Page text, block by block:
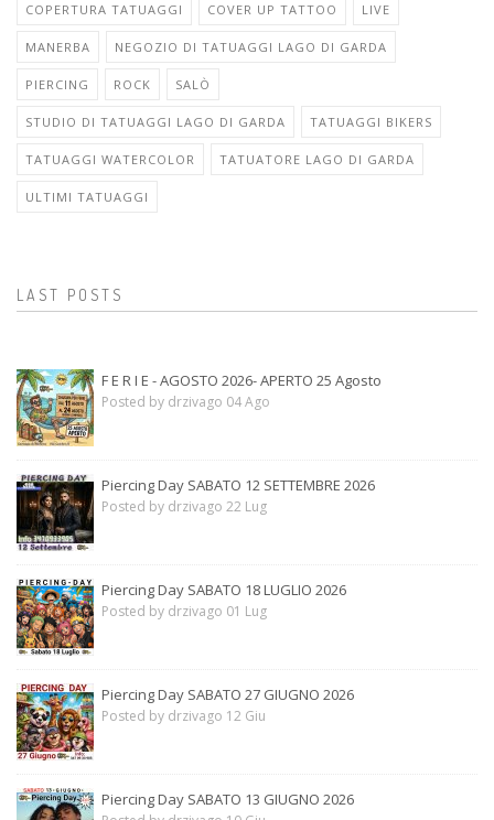
COPERTURA TATUAGGI COVER UP TATTOO LIVE
MANERBA NEGOZIO DI TATUAGGI LAGO DI GARDA
PIERCING ROCK SALÒ
STUDIO DI TATUAGGI LAGO DI GARDA TATUAGGI BIKERS
TATUAGGI WATERCOLOR TATUATORE LAGO DI GARDA
ULTIMI TATUAGGI
LAST POSTS
F E R I E - AGOSTO 2026- APERTO 25 Agosto
Posted by drzivago 04 Ago
Piercing Day SABATO 12 SETTEMBRE 2026
Posted by drzivago 22 Lug
Piercing Day SABATO 18 LUGLIO 2026
Posted by drzivago 01 Lug
Piercing Day SABATO 27 GIUGNO 2026
Posted by drzivago 12 Giu
Piercing Day SABATO 13 GIUGNO 2026